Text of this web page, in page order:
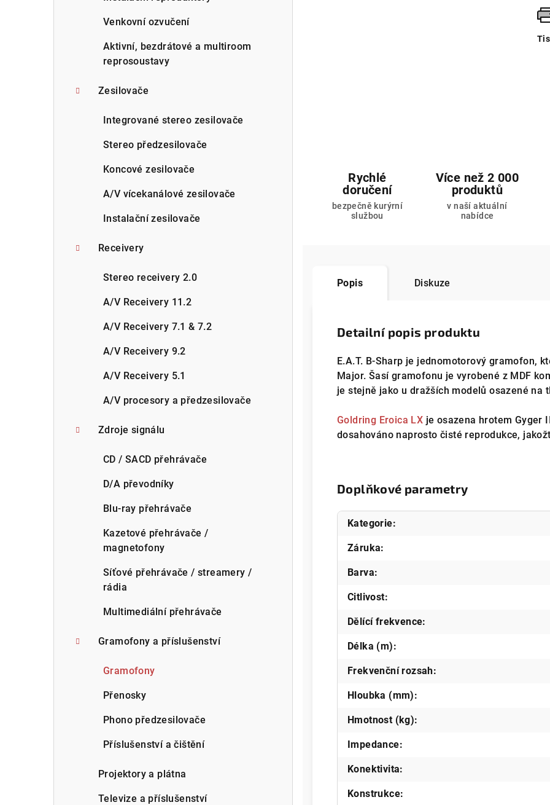
Venkovní ozvučení
Aktivní, bezdrátové a multiroom
reprosoustavy
Zesilovače
Integrované stereo zesilovače
Stereo předzesilovače
Koncové zesilovače
A/V vícekanálové zesilovače
Instalační zesilovače
Receivery
Stereo receivery 2.0
A/V Receivery 11.2
A/V Receivery 7.1 & 7.2
A/V Receivery 9.2
A/V Receivery 5.1
A/V procesory a předzesilovače
Zdroje signálu
CD / SACD přehrávače
D/A převodníky
Blu-ray přehrávače
Kazetové přehrávače /
magnetofony
Síťové přehrávače / streamery /
rádia
Multimediální přehrávače
Gramofony a příslušenství
Gramofony
Přenosky
Phono předzesilovače
Příslušenství a čištění
Projektory a plátna
Televize a příslušenství
Rychlé
doručení
bezpečně kurýrní
službou
Více než 2 000
produktů
v naší aktuální
nabídce
Popis Diskuze
Detailní popis produktu
E.A.T. B-Sharp je jednomotorový gramofon,
Major. Šasí gramofonu je vyrobené z MDF
je stejně jako u dražších modelů osazené na
Goldring Eroica LX je osazena hrotem Gyger
dosahováno naprosto čisté reprodukce,
Doplňkové parametry
Kategorie:
Záruka:
Barva:
Citlivost:
Dělící frekvence:
Délka (m):
Frekvenční rozsah:
Hloubka (mm):
Hmotnost (kg):
Impedance:
Konektivita:
Konstrukce: